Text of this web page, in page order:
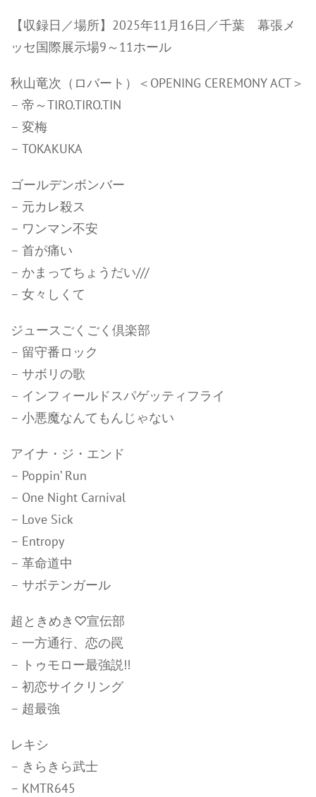
【収録日／場所】2025年11月16日／千葉 幕張メ
ッセ国際展示場9～11ホール
秋山竜次（ロバート）＜OPENING CEREMONY ACT＞
– 帝～TIRO.TIRO.TIN
– 変梅
– TOKAKUKA
ゴールデンボンバー
– 元カレ殺ス
– ワンマン不安
– 首が痛い
– かまってちょうだい///
– 女々しくて
ジュースごくごく倶楽部
– 留守番ロック
– サボリの歌
– インフィールドスパゲッティフライ
– 小悪魔なんてもんじゃない
アイナ・ジ・エンド
– Poppin’ Run
– One Night Carnival
– Love Sick
– Entropy
– 革命道中
– サボテンガール
超ときめき♡宣伝部
– 一方通行、恋の罠
– トゥモロー最強説!!
– 初恋サイクリング
– 超最強
レキシ
– きらきら武士
– KMTR645